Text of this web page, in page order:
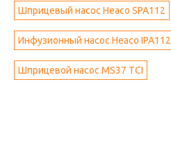
Шприцевый насос Heaco SPA112
Инфузионный насос Heaco IPA112
Шприцевой насос MS37 TCI